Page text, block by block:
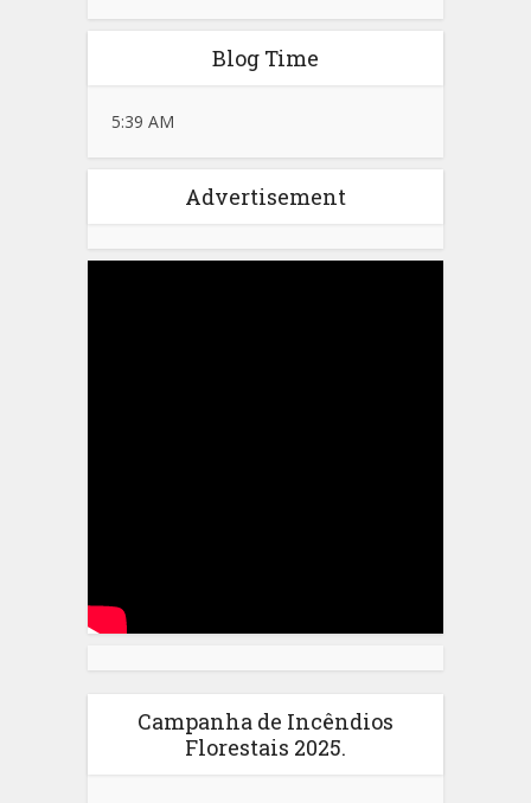
Blog Time
5:39 AM
Advertisement
Campanha de Incêndios
Florestais 2025.